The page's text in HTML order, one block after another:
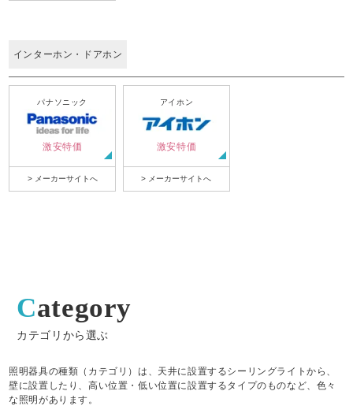
インターホン・ドアホン
パナソニック
激安特価
> メーカーサイトへ
アイホン
激安特価
> メーカーサイトへ
Category
カテゴリから選ぶ
照明器具の種類（カテゴリ）は、天井に設置するシーリングライトから、
壁に設置したり、高い位置・低い位置に設置するタイプのものなど、色々
な照明があります。